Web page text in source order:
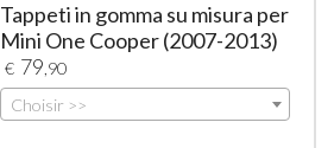
Tappeti in gomma su misura per
Mini One Cooper (2007-2013)
€ 79 ,90
Choisir >>